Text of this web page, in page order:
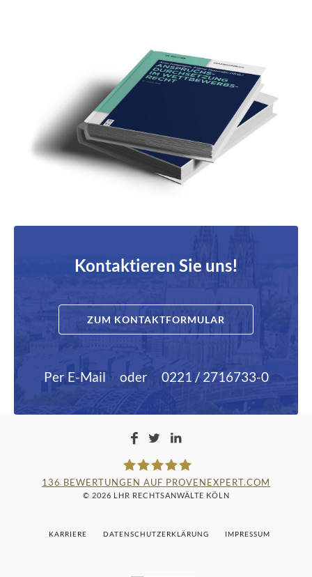
Kontaktieren Sie uns!
ZUM KONTAKTFORMULAR
Per E-Mail oder 0221 / 2716733-0
136 BEWERTUNGEN AUF PROVENEXPERT.COM
© 2026 LHR RECHTSANWÄLTE KÖLN
KARRIERE DATENSCHUTZERKLÄRUNG IMPRESSUM